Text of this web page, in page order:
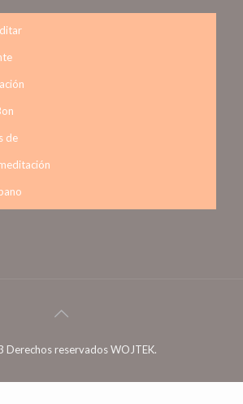
de
reservados WOJTEK.